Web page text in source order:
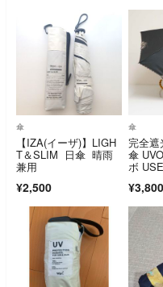
傘
【IZA(イーザ)】LIGH
T＆SLIM 日傘 晴雨
兼用
¥2,500
傘
完全遮
傘
ボ
段 UV
の日傘
9966
¥3,800